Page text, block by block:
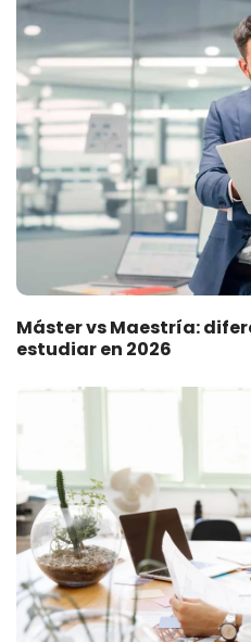
Máster vs Maestría:
estudiar en 2026